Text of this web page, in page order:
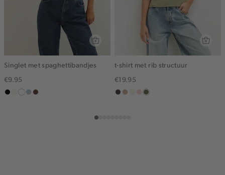
Singlet met spaghettibandjes
€9.95
zwart
witblauw,donkerbruin
t-shirt met rib structuur
€19.95
choco
zand
pinkgroen,